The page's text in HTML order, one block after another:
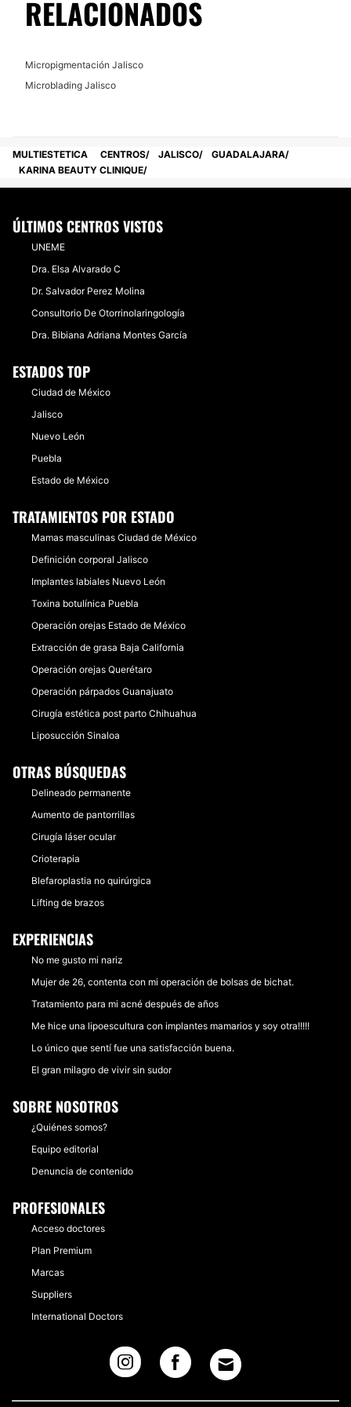
RELACIONADOS
Micropigmentación Jalisco
Microblading Jalisco
MULTIESTETICA CENTROS JALISCO
GUADALAJARA
KARINA BEAUTY CLINIQUE
ÚLTIMOS CENTROS VISTOS
UNEME
Dra. Elsa Alvarado C
Dr. Salvador Perez Molina
Consultorio De Otorrinolaringología
Dra. Bibiana Adriana Montes García
ESTADOS TOP
Ciudad de México
Jalisco
Nuevo León
Puebla
Estado de México
TRATAMIENTOS POR ESTADO
Mamas masculinas Ciudad de México
Definición corporal Jalisco
Implantes labiales Nuevo León
Toxina botulínica Puebla
Operación orejas Estado de México
Extracción de grasa Baja California
Operación orejas Querétaro
Operación párpados Guanajuato
Cirugía estética post parto Chihuahua
Liposucción Sinaloa
OTRAS BÚSQUEDAS
Delineado permanente
Aumento de pantorrillas
Cirugía láser ocular
Crioterapia
Blefaroplastia no quirúrgica
Lifting de brazos
EXPERIENCIAS
No me gusto mi nariz
Mujer de 26, contenta con mi operación de bolsas de bichat.
Tratamiento para mi acné después de años
Me hice una lipoescultura con implantes mamarios y soy otra!!!!!
Lo único que sentí fue una satisfacción buena.
El gran milagro de vivir sin sudor
SOBRE NOSOTROS
¿Quiénes somos?
Equipo editorial
Denuncia de contenido
PROFESIONALES
Acceso doctores
Plan Premium
Marcas
Suppliers
International Doctors